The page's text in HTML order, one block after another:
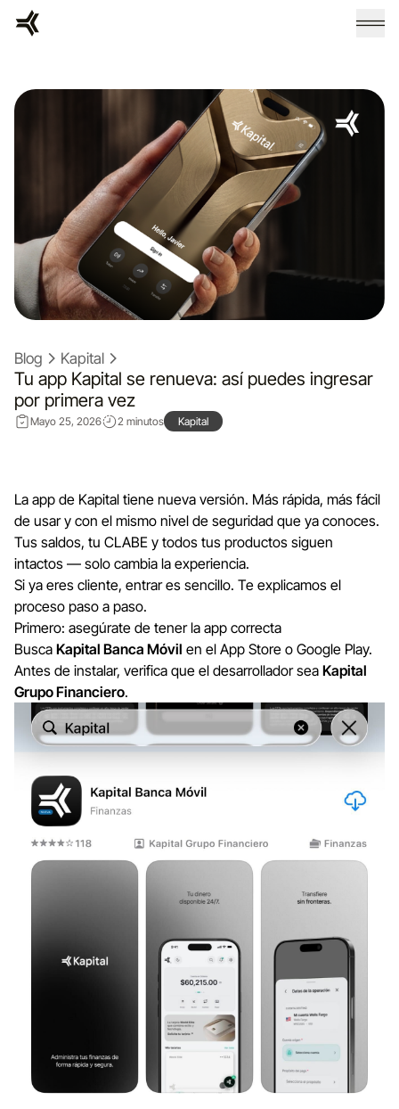
Blog Kapital
Tu app Kapital se renueva: así puedes ingresar
por primera vez
Mayo 25, 2026 2 minutos Kapital
La app de Kapital tiene nueva versión. Más rápida, más fácil
de usar y con el mismo nivel de seguridad que ya conoces.
Tus saldos, tu CLABE y todos tus productos siguen
intactos — solo cambia la experiencia.
Si ya eres cliente, entrar es sencillo. Te explicamos el
proceso paso a paso.
Primero: asegúrate de tener la app correcta
Busca Kapital Banca Móvil en el App Store o Google Play.
Antes de instalar, verifica que el desarrollador sea Kapital
Grupo Financiero.